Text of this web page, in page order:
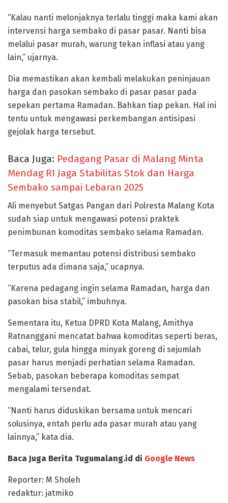
“Kalau nanti melonjaknya terlalu tinggi maka kami akan
intervensi harga sembako di pasar pasar. Nanti bisa
melalui pasar murah, warung tekan inflasi atau yang
lain,” ujarnya.
Dia memastikan akan kembali melakukan peninjauan
harga dan pasokan sembako di pasar pasar pada
sepekan pertama Ramadan. Bahkan tiap pekan. Hal ini
tentu untuk mengawasi perkembangan antisipasi
gejolak harga tersebut.
Baca Juga: Pedagang Pasar di Malang Minta
Mendag RI Jaga Stabilitas Stok dan Harga
Sembako sampai Lebaran 2025
Ali menyebut Satgas Pangan dari Polresta Malang Kota
sudah siap untuk mengawasi potensi praktek
penimbunan komoditas sembako selama Ramadan.
“Termasuk memantau potensi distribusi sembako
terputus ada dimana saja,” ucapnya.
“Karena pedagang ingin selama Ramadan, harga dan
pasokan bisa stabil,” imbuhnya.
Sementara itu, Ketua DPRD Kota Malang, Amithya
Ratnanggani mencatat bahwa komoditas seperti beras,
cabai, telur, gula hingga minyak goreng di sejumlah
pasar harus menjadi perhatian selama Ramadan.
Sebab, pasokan beberapa komoditas sempat
mengalami tersendat.
“Nanti harus diduskikan bersama untuk mencari
solusinya, entah perlu ada pasar murah atau yang
lainnya,” kata dia.
Baca Juga Berita Tugumalang.id di Google News
Reporter: M Sholeh
redaktur: jatmiko